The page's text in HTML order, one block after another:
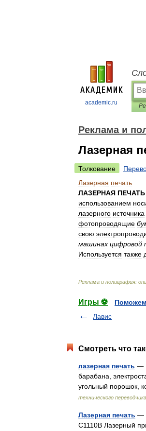
academic.ru
Реклама и
Лазерная
Толкование
Лазерная печать
ЛАЗЕРНАЯ ПЕЧАТЬ
использованием
лазерного источника
фотопроводящие
свою
машинах цифровой
Используется также
Реклама и полиграфия:
Игры ⚽
Лавис
Смотреть что
лазерная печать —
барабана,
угольный порошок,
технического переводчика
Лазерная печать —
C1110B Лазерный